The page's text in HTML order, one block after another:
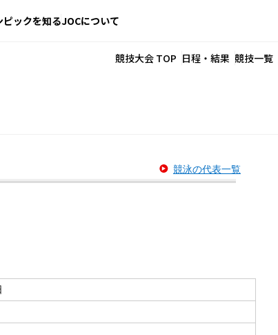
ピックを知るJOCについて
競技大会 TOP 日程・結果 競技一覧
競泳の代表一覧